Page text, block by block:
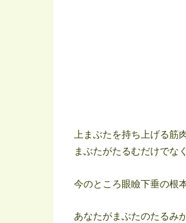
上まぶたを持ち上げる筋
まぶたがたるむだけでな
今のところ眼瞼下垂の根
あなたがまぶたのたるみ